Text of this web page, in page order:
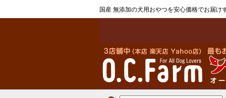
国産 無添加の犬用おやつを安心価格でお届け